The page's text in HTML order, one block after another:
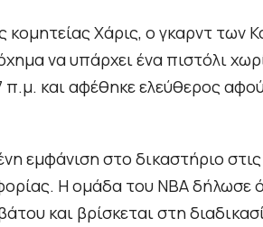
κομητείας Χάρις, ο γκαρντ των
να υπάρχει ένα πιστόλι
και αφέθηκε ελεύθερος
εμφάνιση στο δικαστήριο
Η ομάδα του ΝΒΑ δήλωσε
και βρίσκεται στη